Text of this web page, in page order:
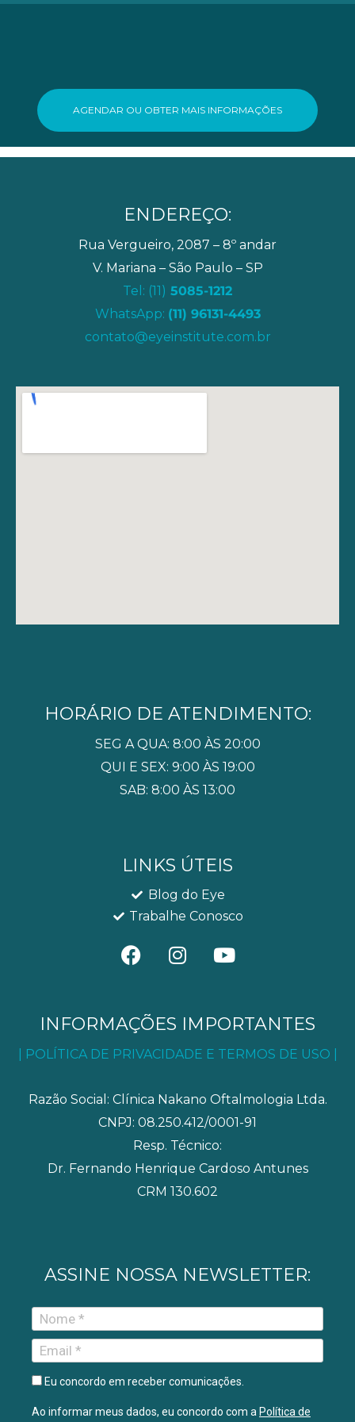
AGENDAR OU OBTER MAIS INFORMAÇÕES
ENDEREÇO:
Rua Vergueiro, 2087 – 8º andar
V. Mariana – São Paulo – SP
Tel: (11) 5085-1212
WhatsApp: (11) 96131-4493
contato@eyeinstitute.com.br
HORÁRIO DE ATENDIMENTO:
SEG A QUA: 8:00 ÀS 20:00
QUI E SEX: 9:00 ÀS 19:00
SAB: 8:00 ÀS 13:00
LINKS ÚTEIS
Blog do Eye
Trabalhe Conosco
F
a
b
o
o
I
n
a
g
r
m
Y
o
u
b
e
INFORMAÇÕES IMPORTANTES
| POLÍTICA DE PRIVACIDADE E TERMOS DE USO |
Razão Social: Clínica Nakano Oftalmologia Ltda.
CNPJ: 08.250.412/0001-91
Resp. Técnico:
Dr. Fernando Henrique Cardoso Antunes
CRM 130.602
ASSINE NOSSA NEWSLETTER:
Eu concordo em receber comunicações.
Ao informar meus dados, eu concordo com a Política de